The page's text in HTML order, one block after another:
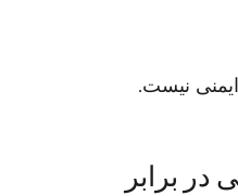
در برابر